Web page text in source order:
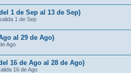
1 de Sep al 13 de Sep)
1 de Sep
al 29 de Ago)
Ago
16 de Ago al 28 de Ago)
16 de Ago